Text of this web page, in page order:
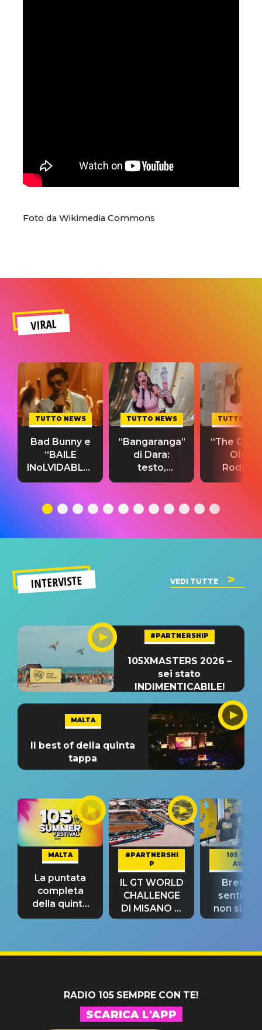
Foto da Wikimedia Commons
VIRAL
TUTTO NEWS
Bad Bunny e
“BAILE
INoLVIDABLE”:
testo,
significato
TUTTO NEWS
“Bangaranga”
di Dara:
testo,
traduzione e
del singolo
TUTTO
“The
Olivia
testo,
INTERVISTE VEDI TUTTE
#PARTNERSHIP
105XMASTERS 2026 –
sei stato
INDIMENTICABILE!
MALTA
Il best of della quinta
tappa
MALTA
La puntata
completa
della quinta
tappa
#PARTNERSHI
P
IL GT WORLD
CHALLENGE
DI MISANO si
riconferma
105 TAKE
AWAY
Bresh:
non si
fino alla
RADIO 105 SEMPRE CON TE!
SCARICA L'APP